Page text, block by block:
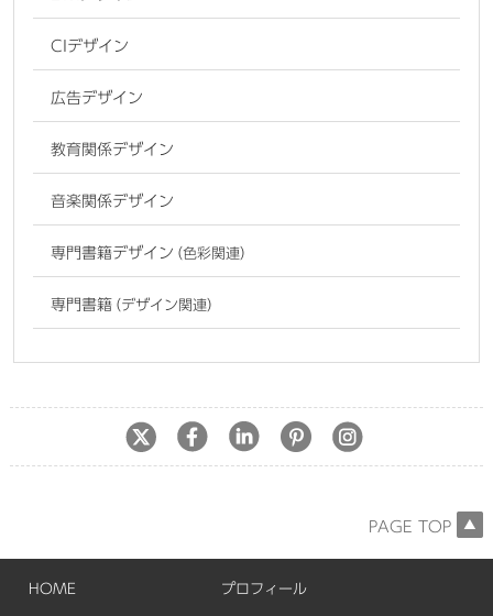
CIデザイン
広告デザイン
教育関係デザイン
音楽関係デザイン
専門書籍デザイン（色彩関連）
専門書籍（デザイン関連）
PAGE TOP
HOME プロフィール